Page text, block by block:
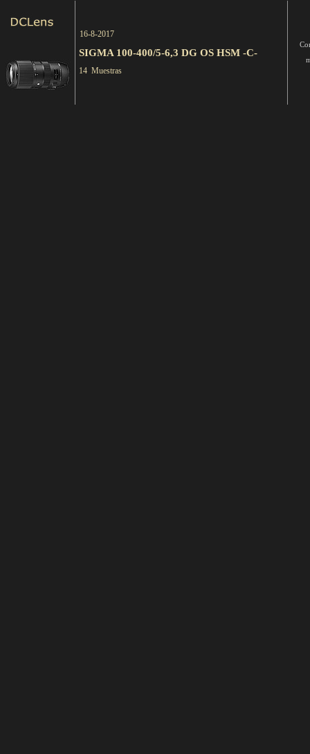
16-8-2017
SIGMA 100-400/5-6,3 DG OS HSM -C-
14 Muestras